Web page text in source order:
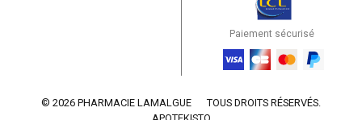
Paiement sécurisé
© 2026 PHARMACIE LAMALGUE
TOUS DROITS RÉSERVÉS.